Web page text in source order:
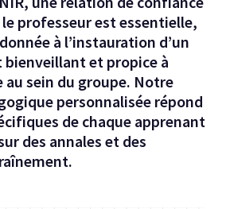
professeur est essentielle,
à l’instauration d’un
et propice à
sein du groupe. Notre
personnalisée répond
de chaque apprenant
des annales et des